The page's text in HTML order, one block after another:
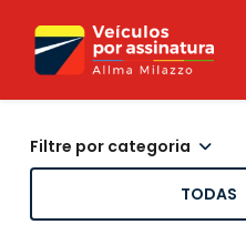
filtre por categoria
TODAS